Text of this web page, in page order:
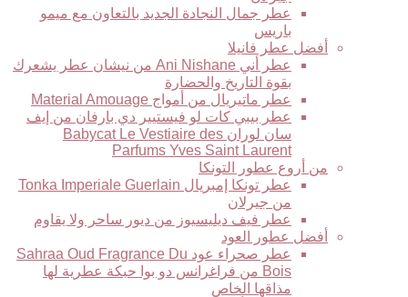
عطر جمال النجادة الجديد بالتعاون مع ميمو
باريس
أفضل عطر فانيلا
عطر أني Ani Nishane من نيشان عطر يشعرك
بقوة التاريخ والحضارة
عطر ماتيريال من أمواج Material Amouage
عطر بيبي كات لو فيستيير دي بارفان من إيف
سان لوران Babycat Le Vestiaire des
Parfums Yves Saint Laurent
من أروع عطور التونكا
عطر تونكا إمبريال Tonka Imperiale Guerlain
من جيرلان
عطر فيف ديليسيوز من ديور ساحر ولا يقاوم
أفضل عطور العود
عطر صحراء عود Sahraa Oud Fragrance Du
Bois من فراغرانس دو بوا حبكة عطرية لها
مذاقها الخاص